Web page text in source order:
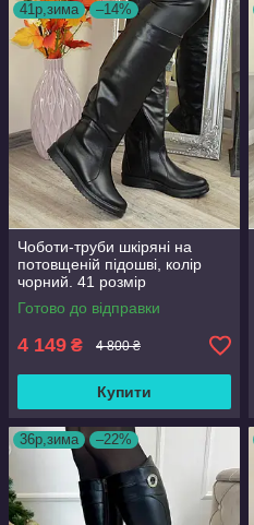
41р,зима –14%
Чоботи-труби шкіряні на
потовщеній підошві, колір
чорний. 41 розмір
Готово до відправки
4 149 ₴ 4 800 ₴
Купити
36р,зима –22%